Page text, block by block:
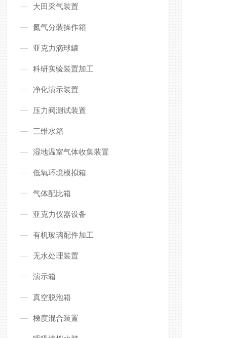
大田采气装置
氮气分装操作箱
亚克力滴球罐
科研实验装置加工
净化演示装置
压力阀测试装置
三维水箱
湿地温室气体收集装置
低氧环境模拟箱
气体配比箱
亚克力仪器设备
有机玻璃配件加工
无水处理装置
演示箱
真空脱泡箱
梯度混合装置